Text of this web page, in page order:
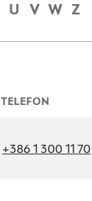
U V W Z
TELEFON
+386 1 300 11 70